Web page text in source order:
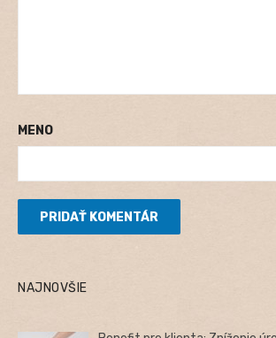
MENO
NAJNOVŠIE